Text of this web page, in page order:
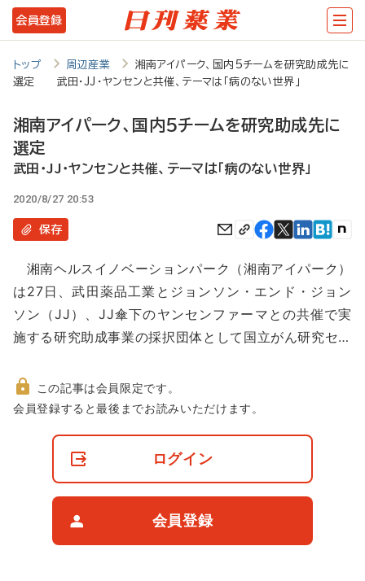
メ
イ
コ
テ
ツ
に
会員登録
トップ 周辺産業
湘南アイパーク、国内5チームを研究助成先に
選定 武田・JJ・ヤンセンと共催、テーマは「病のない世界」
湘南アイパーク、国内5チームを研究助成先に
選定
武田・JJ・ヤンセンと共催、テーマは「病のない世界」
2020/8/27 20:53
保存
湘南ヘルスイノベーションパーク（湘南アイパーク）
は27日、武田薬品工業とジョンソン・エンド・ジョン
ソン（JJ）、JJ傘下のヤンセンファーマとの共催で実
施する研究助成事業の採択団体として国立がん研究セ…
非
この記事は会員限定です。
会員登録すると最後までお読みいただけます。
ログイン
会員登録